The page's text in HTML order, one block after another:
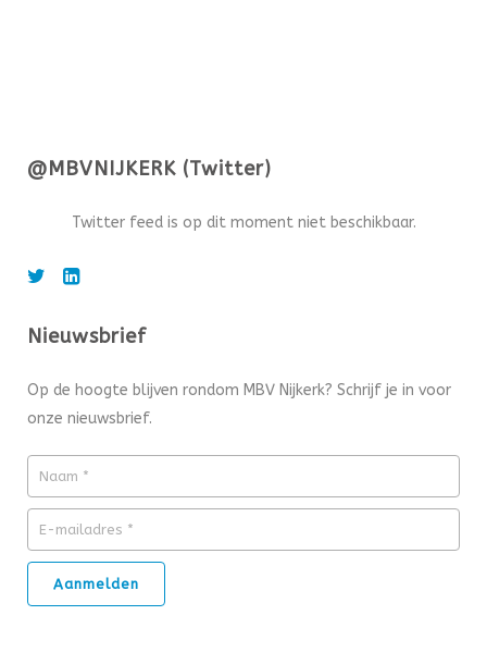
@MBVNIJKERK (Twitter)
Twitter feed is op dit moment niet beschikbaar.
Nieuwsbrief
Op de hoogte blijven rondom MBV Nijkerk? Schrijf je in voor
onze nieuwsbrief.